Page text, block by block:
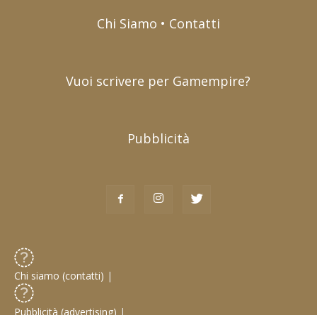
Chi Siamo • Contatti
Vuoi scrivere per Gamempire?
Pubblicità
Chi siamo (contatti) |
Pubblicità (advertising) |